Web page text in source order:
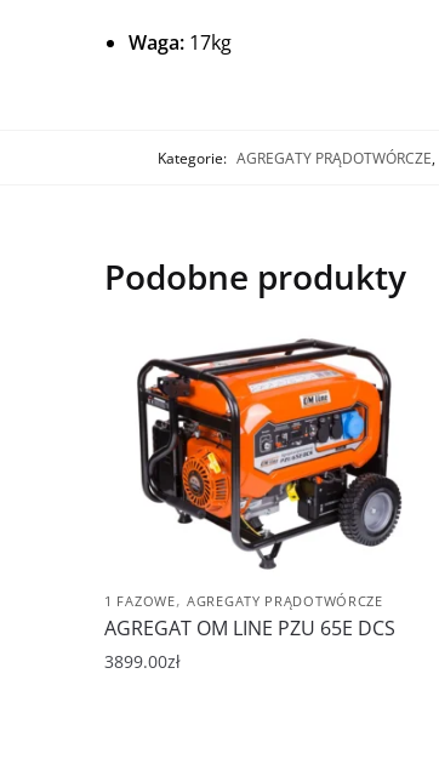
Waga: 17kg
Kategorie: AGREGATY PRĄDOTWÓRCZE,
Podobne produkty
1 FAZOWE,AGREGATY PRĄDOTWÓRCZE
AGREGAT OM LINE PZU 65E DCS
3899.00zł